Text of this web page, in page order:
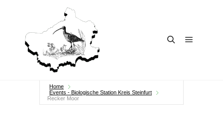
Home
Events - Biologische Station Kreis Steinfurt
Recker Moor